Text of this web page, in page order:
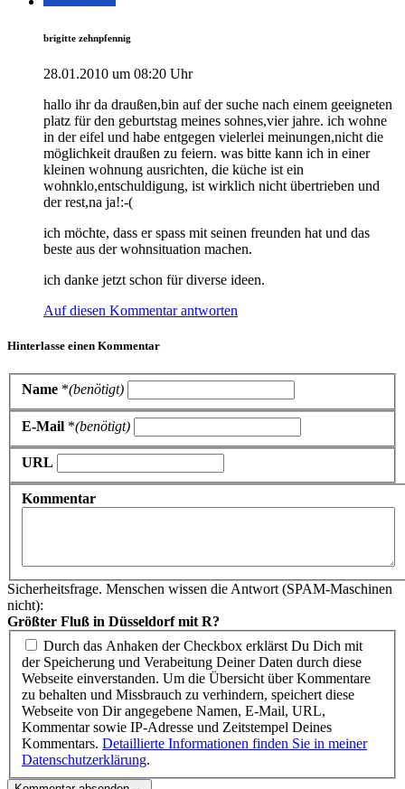
brigitte zehnpfennig
28.01.2010 um 08:20 Uhr
hallo ihr da draußen,bin auf der suche nach einem geeigneten
platz für den geburtstag meines sohnes,vier jahre. ich wohne
in der eifel und habe entgegen vielerlei meinungen,nicht die
möglichkeit draußen zu feiern. was bitte kann ich in einer
kleinen wohnung ausrichten, die küche ist ein
wohnklo,entschuldigung, ist wirklich nicht übertrieben und
der rest,na ja!:-(
ich möchte, dass er spass mit seinen freunden hat und das
beste aus der wohnsituation machen.
ich danke jetzt schon für diverse ideen.
Auf diesen Kommentar antworten
Hinterlasse einen Kommentar
Name *(benötigt)
E-Mail *(benötigt)
URL
Kommentar
Sicherheitsfrage. Menschen wissen die Antwort (SPAM-Maschinen
nicht):
Größter Fluß in Düsseldorf mit R?
Durch das Anhaken der Checkbox erklärst Du Dich mit
der Speicherung und Verabeitung Deiner Daten durch diese
Webseite einverstanden. Um die Übersicht über Kommentare
zu behalten und Missbrauch zu verhindern, speichert diese
Webseite von Dir angegebene Namen, E-Mail, URL,
Kommentar sowie IP-Adresse und Zeitstempel Deines
Kommentars. Detaillierte Informationen finden Sie in meiner
Datenschutzerklärung.